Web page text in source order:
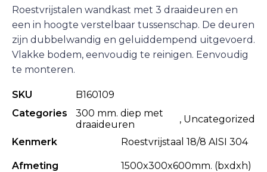
Roestvrijstalen wandkast met 3 draaideuren en
een in hoogte verstelbaar tussenschap. De deuren
zijn dubbelwandig en geluiddempend uitgevoerd.
Vlakke bodem, eenvoudig te reinigen. Eenvoudig
te monteren.
SKU
B160109
Categories
300 mm. diep met
draaideuren
, Uncategorized
Kenmerk Roestvrijstaal 18/8 AISI 304
Afmeting 1500x300x600mm. (bxdxh)